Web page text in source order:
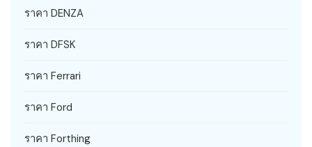
ราคา DENZA
ราคา DFSK
ราคา Ferrari
ราคา Ford
ราคา Forthing